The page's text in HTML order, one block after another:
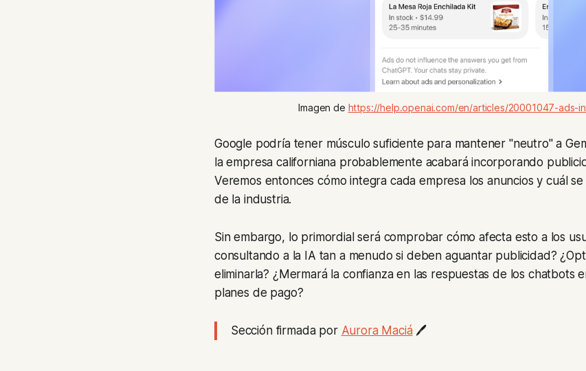
Imagen de https://help.openai.com/en/articles/20001047-ads-
Google podría tener músculo suficiente para mantener "neutro" a
la empresa californiana probablemente acabará incorporando
Veremos entonces cómo integra cada empresa los anuncios y cuál
de la industria.
Sin embargo, lo primordial será comprobar cómo afecta esto a los
consultando a la IA tan a menudo si deben aguantar publicidad?
eliminarla? ¿Mermará la confianza en las respuestas de los chatbots
planes de pago?
Sección firmada por Aurora Maciá 🖊️